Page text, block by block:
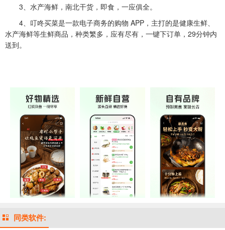
3、水产海鲜，南北干货，即食，一应俱全。
4、叮咚买菜是一款电子商务的购物 APP，主打的是健康生鲜、
水产海鲜等生鲜商品，种类繁多，应有尽有，一键下订单，29分钟内
送到。
同类软件: